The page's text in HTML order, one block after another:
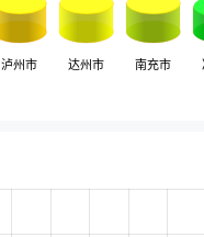
泸州市 达州市 南充市